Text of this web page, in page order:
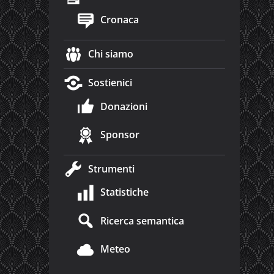
Cronaca
Chi siamo
Sostienici
Donazioni
Sponsor
Strumenti
Statistiche
Ricerca semantica
Meteo